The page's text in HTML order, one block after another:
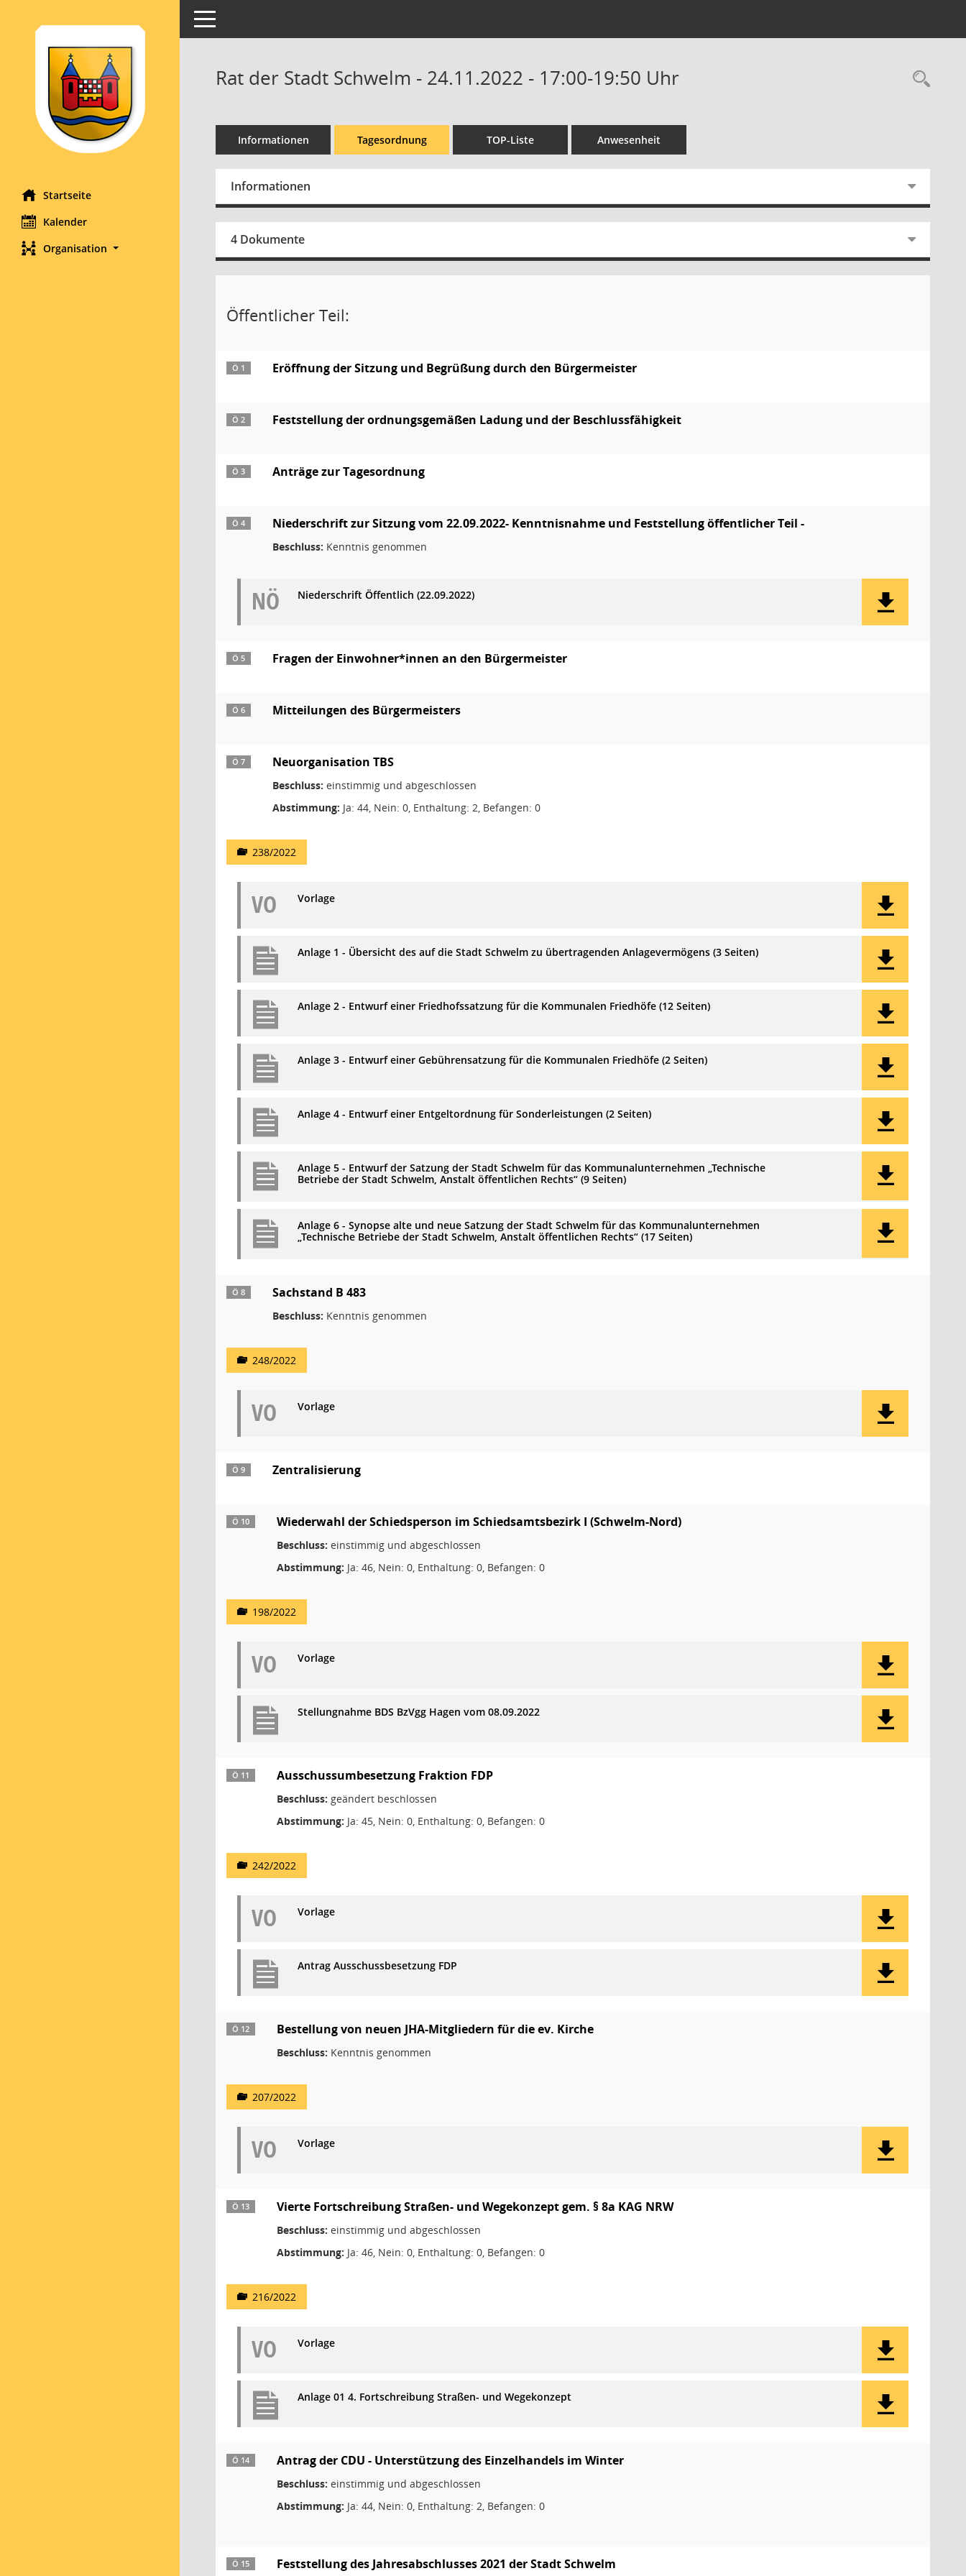
Startseite
Kalender
Organisation
Toggle navigation
Rat der Stadt Schwelm - 24.11.2022 - 17:00-19:50 Uhr
Informationen Tagesordnung TOP-Liste Anwesenheit
Informationen
4 Dokumente
Öffentlicher Teil:
Ö 1 Eröffnung der Sitzung und Begrüßung durch den Bürgermeister
Ö 2 Feststellung der ordnungsgemäßen Ladung und der Beschlussfähigkeit
Ö 3 Anträge zur Tagesordnung
Ö 4 Niederschrift zur Sitzung vom 22.09.2022- Kenntnisnahme und Feststellung öffentlicher Teil -
Beschluss: Kenntnis genommen
NÖ Niederschrift Öffentlich (22.09.2022)
Ö 5 Fragen der Einwohner*innen an den Bürgermeister
Ö 6 Mitteilungen des Bürgermeisters
Ö 7 Neuorganisation TBS
Beschluss: einstimmig und abgeschlossen
Abstimmung: Ja: 44, Nein: 0, Enthaltung: 2, Befangen: 0
238/2022
VO Vorlage
Anlage 1 - Übersicht des auf die Stadt Schwelm zu übertragenden Anlagevermögens (3 Seiten)
Anlage 2 - Entwurf einer Friedhofssatzung für die Kommunalen Friedhöfe (12 Seiten)
Anlage 3 - Entwurf einer Gebührensatzung für die Kommunalen Friedhöfe (2 Seiten)
Anlage 4 - Entwurf einer Entgeltordnung für Sonderleistungen (2 Seiten)
Anlage 5 - Entwurf der Satzung der Stadt Schwelm für das Kommunalunternehmen „Technische
Betriebe der Stadt Schwelm, Anstalt öffentlichen Rechts“ (9 Seiten)
Anlage 6 - Synopse alte und neue Satzung der Stadt Schwelm für das Kommunalunternehmen
„Technische Betriebe der Stadt Schwelm, Anstalt öffentlichen Rechts“ (17 Seiten)
Ö 8 Sachstand B 483
Beschluss: Kenntnis genommen
248/2022
VO Vorlage
Ö 9 Zentralisierung
Ö 10 Wiederwahl der Schiedsperson im Schiedsamtsbezirk I (Schwelm-Nord)
Beschluss: einstimmig und abgeschlossen
Abstimmung: Ja: 46, Nein: 0, Enthaltung: 0, Befangen: 0
198/2022
VO Vorlage
Stellungnahme BDS BzVgg Hagen vom 08.09.2022
Ö 11 Ausschussumbesetzung Fraktion FDP
Beschluss: geändert beschlossen
Abstimmung: Ja: 45, Nein: 0, Enthaltung: 0, Befangen: 0
242/2022
VO Vorlage
Antrag Ausschussbesetzung FDP
Ö 12 Bestellung von neuen JHA-Mitgliedern für die ev. Kirche
Beschluss: Kenntnis genommen
207/2022
VO Vorlage
Ö 13 Vierte Fortschreibung Straßen- und Wegekonzept gem. § 8a KAG NRW
Beschluss: einstimmig und abgeschlossen
Abstimmung: Ja: 46, Nein: 0, Enthaltung: 0, Befangen: 0
216/2022
VO Vorlage
Anlage 01 4. Fortschreibung Straßen- und Wegekonzept
Ö 14 Antrag der CDU - Unterstützung des Einzelhandels im Winter
Beschluss: einstimmig und abgeschlossen
Abstimmung: Ja: 44, Nein: 0, Enthaltung: 2, Befangen: 0
Ö 15 Feststellung des Jahresabschlusses 2021 der Stadt Schwelm